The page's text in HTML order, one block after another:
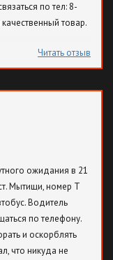
по тел: 8-
товар.
Читать отзыв
ожидания в 21
Мытищи, номер Т
Водитель
по телефону.
и оскорблять
что никуда не